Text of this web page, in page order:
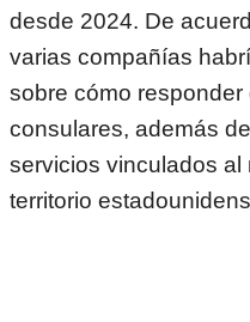
desde 2024. De
varias compañías
sobre cómo
consulares, además
servicios vinculados
territorio